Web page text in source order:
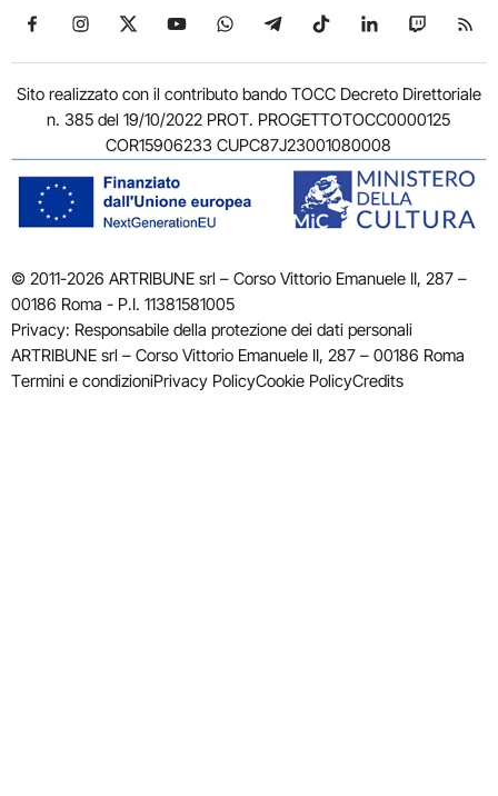
Seguici su Facebook
Seguici su Instagram
Seguici su X
Seguici su YouTube
Seguici su WhatsApp
Seguici su Telegram
Seguici su TikTok
Seguici su
Seguici
Sito realizzato con il contributo bando TOCC Decreto Direttoriale
n. 385 del 19/10/2022 PROT. PROGETTOTOCC0000125
COR15906233 CUPC87J23001080008
© 2011-2026 ARTRIBUNE srl – Corso Vittorio Emanuele II, 287 –
00186 Roma - P.I. 11381581005
Privacy: Responsabile della protezione dei dati personali
ARTRIBUNE srl – Corso Vittorio Emanuele II, 287 – 00186 Roma
Termini e condizioniPrivacy PolicyCookie PolicyCredits